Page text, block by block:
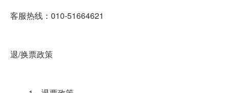
客服热线：010-51664621
退/换票政策